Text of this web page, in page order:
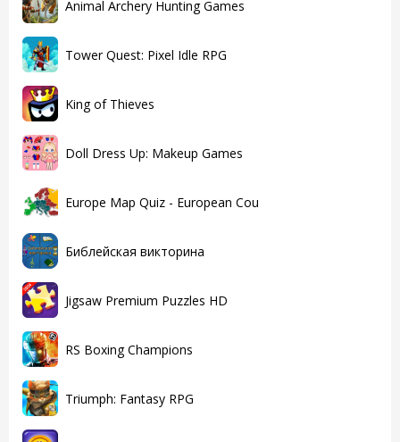
Animal Archery Hunting Games
Tower Quest: Pixel Idle RPG
King of Thieves
Doll Dress Up: Makeup Games
Europe Map Quiz - European Cou
Библейская викторина
Jigsaw Premium Puzzles HD
RS Boxing Champions
Triumph: Fantasy RPG